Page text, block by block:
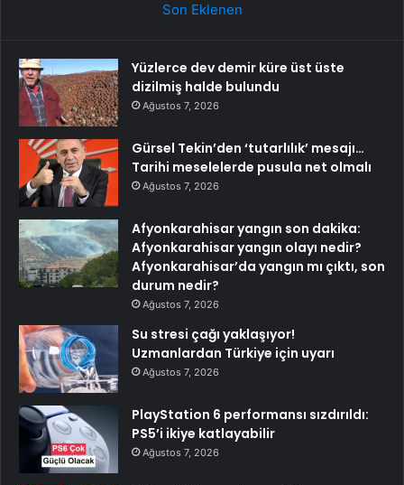
Son Eklenen
Yüzlerce dev demir küre üst üste
dizilmiş halde bulundu
Ağustos 7, 2026
Gürsel Tekin’den ‘tutarlılık’ mesajı…
Tarihi meselelerde pusula net olmalı
Ağustos 7, 2026
Afyonkarahisar yangın son dakika:
Afyonkarahisar yangın olayı nedir?
Afyonkarahisar’da yangın mı çıktı, son
durum nedir?
Ağustos 7, 2026
Su stresi çağı yaklaşıyor!
Uzmanlardan Türkiye için uyarı
Ağustos 7, 2026
PlayStation 6 performansı sızdırıldı:
PS5’i ikiye katlayabilir
Ağustos 7, 2026